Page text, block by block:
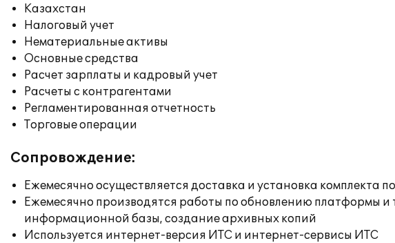
Казахстан
Налоговый учет
Нематериальные активы
Основные средства
Расчет зарплаты и кадровый учет
Расчеты с контрагентами
Регламентированная отчетность
Торговые операции
Сопровождение:
Ежемесячно осуществляется доставка и установка комплекта
Ежемесячно производятся работы по обновлению платформы
информационной базы, создание архивных копий
Используется интернет-версия ИТС и интернет-сервисы ИТС